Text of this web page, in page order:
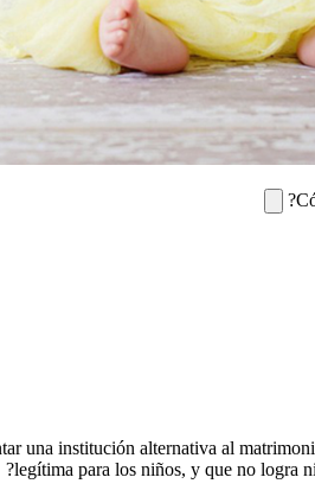
una institución alternativa al
legítima para los niños, y que no logra